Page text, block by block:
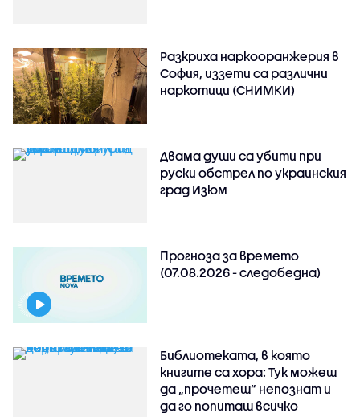
Разкриха наркооранжерия в
София, иззети са различни
наркотици (СНИМКИ)
Двама души са убити при
руски обстрeл по украинския
град Изюм
Прогноза за времето
(07.08.2026 - следобедна)
Библиотеката, в която
книгите са хора: Тук можеш
да „прочетеш“ непознат и
да го попиташ всичко